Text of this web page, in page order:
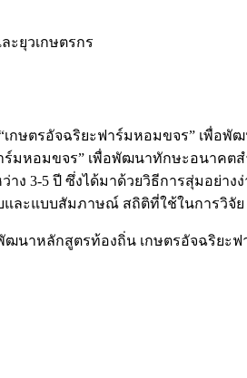
ะยุวเกษตรกร
ตรอัจฉริยะฟาร์มหอมขจร” เพื่อพั
มหอมขจร” เพื่อพัฒนาทักษะอนาคต
ง 3-5 ปี ซึ่งได้มาด้วยวิธีการสุ่มอย่า
ะแบบสัมภาษณ์ สถิติที่ใช้ในการวิจัย
นาหลักสูตรท้องถิ่น เกษตรอัจฉริย